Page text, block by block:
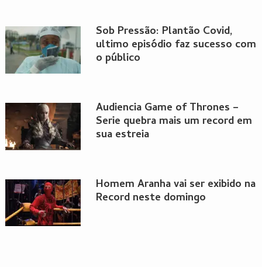
Sob Pressão: Plantão Covid,
ultimo episódio faz sucesso com
o público
Audiencia Game of Thrones –
Serie quebra mais um record em
sua estreia
Homem Aranha vai ser exibido na
Record neste domingo